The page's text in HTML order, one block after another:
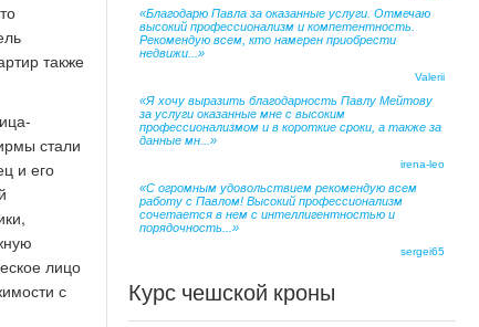
также
стали
и его
лицо
с
«Благодарю Павла за оказанные услуги. Отмечаю
высокий профессионализм и компетентность.
Рекомендую всем, кто намерен приобрести
недвижи...»
Valerii
«Я хочу выразить благодарность Павлу Мейтову
за услуги оказанные мне с высоким
профессионализмом и в короткие сроки, а также за
данные мн...»
irena-leo
«С огромным удовольствием рекомендую всем
работу с Павлом! Высокий профессионализм
сочетается в нем с интеллигентностью и
порядочность...»
sergei65
Курс чешской кроны